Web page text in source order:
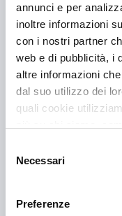
annunci e per
inoltre informazioni
con i nostri partner
web e di pubblicità, i
altre informazioni
dal suo utilizzo dei
quali cookie
può trovare nel
delNecessari
Preferenze
dalla patente.
Per garantire una
rispettare le
fendinebbia e
quando necessario
condizioni
Domande